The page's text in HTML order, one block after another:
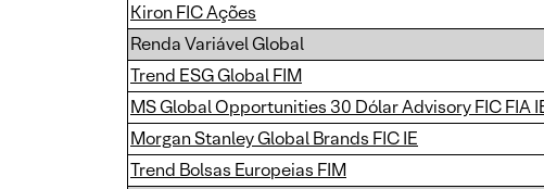
Kiron FIC Ações
Renda Variável Global
Trend ESG Global FIM
MS Global Opportunities 30 Dólar Advisory FIC FIA
Morgan Stanley Global Brands FIC IE
Trend Bolsas Europeias FIM